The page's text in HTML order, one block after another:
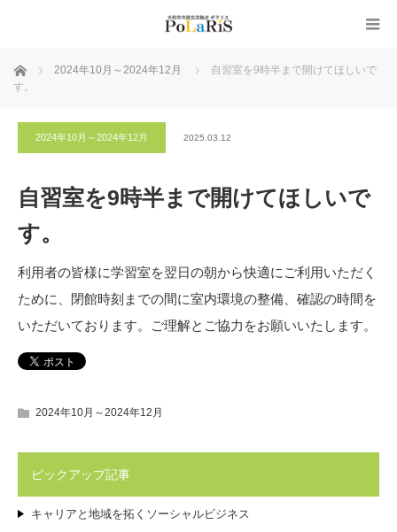
ホーム 2024年10月～2024年12月
自習室を9時半まで開けてほしいで
す。
2024年10月～2024年12月 2025.03.12
自習室を9時半まで開けてほしいで
す。
利用者の皆様に学習室を翌日の朝から快適にご利用いただく
ために、閉館時刻までの間に室内環境の整備、確認の時間を
いただいております。ご理解とご協力をお願いいたします。
2024年10月～2024年12月
ピックアップ記事
キャリアと地域を拓くソーシャルビジネス